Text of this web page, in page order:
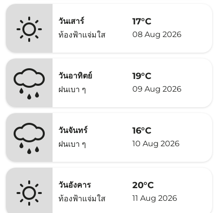
วันเสาร์
ท้องฟ้าแจ่มใส
17°C
08 Aug 2026
วันอาทิตย์
ฝนเบา ๆ
19°C
09 Aug 2026
วันจันทร์
ฝนเบา ๆ
16°C
10 Aug 2026
วันอังคาร
ท้องฟ้าแจ่มใส
20°C
11 Aug 2026